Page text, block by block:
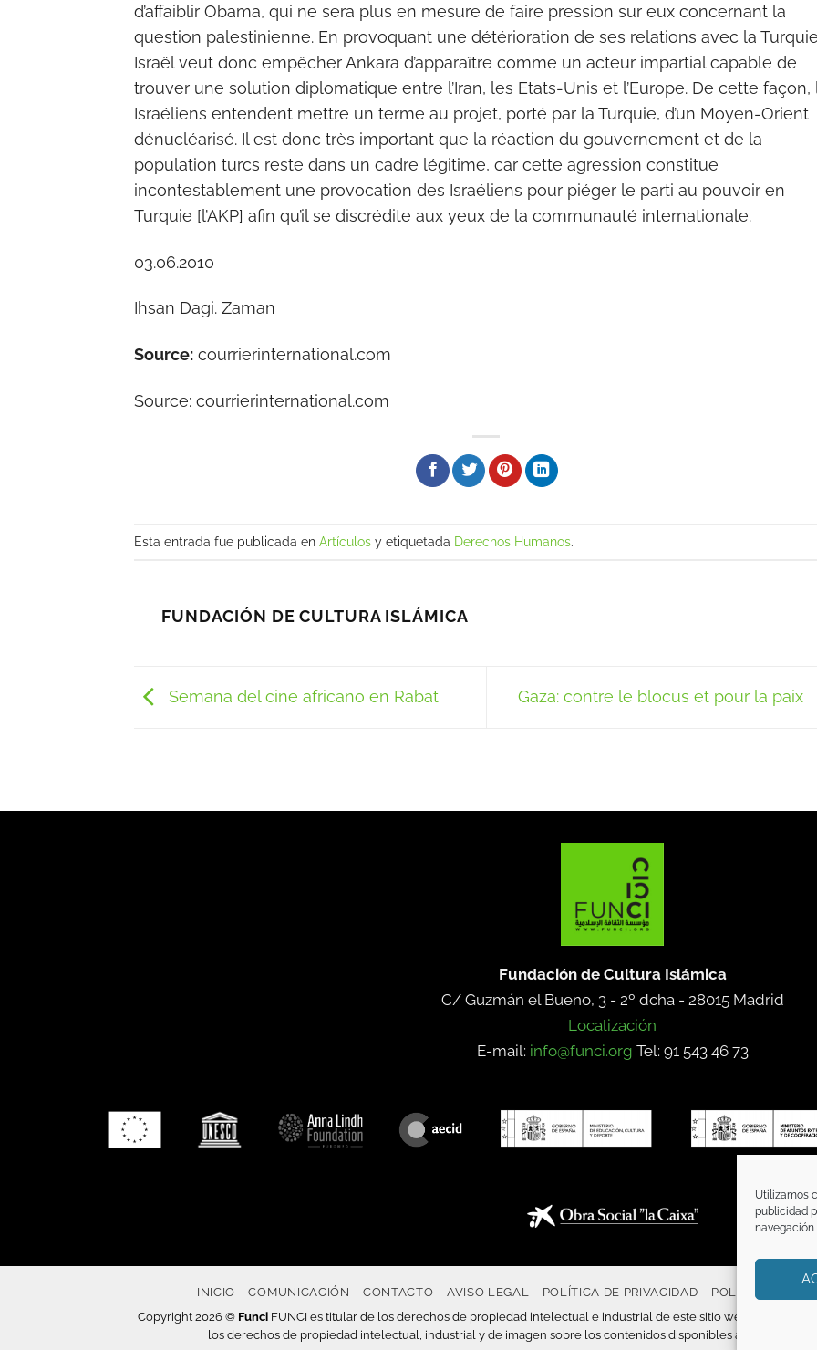
Utilizamos
publicidad
navegación
d’affaiblir Obama, qui ne sera plus en mesure de faire pression sur eux concernant la
question palestinienne. En provoquant une détérioration de ses relations avec la
Israël veut donc empêcher Ankara d’apparaître comme un acteur impartial capable de
trouver une solution diplomatique entre l’Iran, les Etats-Unis et l’Europe. De cette façon,
Israéliens entendent mettre un terme au projet, porté par la Turquie, d’un Moyen-Orient
dénucléarisé. Il est donc très important que la réaction du gouvernement et de la
population turcs reste dans un cadre légitime, car cette agression constitue
incontestablement une provocation des Israéliens pour piéger le parti au pouvoir en
Turquie [l’AKP] afin qu’il se discrédite aux yeux de la communauté internationale.
03.06.2010
Ihsan Dagi. Zaman
Source: courrierinternational.com
Source: courrierinternational.com
Esta entrada fue publicada en Artículos y etiquetada Derechos Humanos.
FUNDACIÓN DE CULTURA ISLÁMICA
Semana del cine africano en Rabat Gaza: contre le blocus et pour la paix
Fundación de Cultura Islámica
C/ Guzmán el Bueno, 3 - 2º dcha - 28015 Madrid
Localización
E-mail: info@funci.org Tel: 91 543 46 73
INICIO COMUNICACIÓN CONTACTO AVISO LEGAL POLÍTICA DE PRIVACIDAD POLÍTICA DE
Copyright 2026 © FunciFUNCI es titular de los derechos de propiedad intelectual e industrial de este sitio web, y es
los derechos de propiedad intelectual, industrial y de imagen sobre los contenidos disponibles a través del